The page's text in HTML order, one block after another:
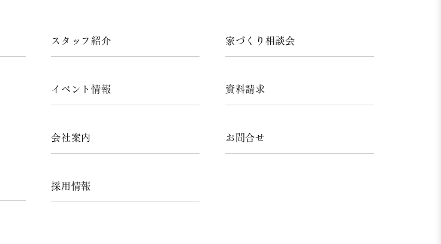
スタッフ紹介
イベント情報
会社案内
採用情報
家づくり相談会
資料請求
お問合せ